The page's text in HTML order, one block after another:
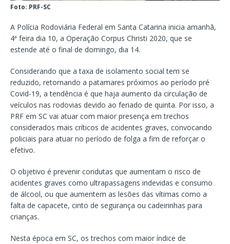
Foto: PRF-SC
A Polícia Rodoviária Federal em Santa Catarina inicia amanhã,
4ª feira dia 10, a Operação Corpus Christi 2020, que se
estende até o final de domingo, dia 14.
Considerando que a taxa de isolamento social tem se
reduzido, retornando a patamares próximos ao período pré
Covid-19, a tendência é que haja aumento da circulação de
veículos nas rodovias devido ao feriado de quinta. Por isso, a
PRF em SC vai atuar com maior presença em trechos
considerados mais críticos de acidentes graves, convocando
policiais para atuar no período de folga a fim de reforçar o
efetivo.
O objetivo é prevenir condutas que aumentam o risco de
acidentes graves como ultrapassagens indevidas e consumo
de álcool, ou que aumentem as lesões das vítimas como a
falta de capacete, cinto de segurança ou cadeirinhas para
crianças.
Nesta época em SC, os trechos com maior índice de